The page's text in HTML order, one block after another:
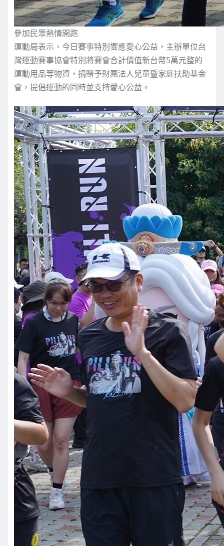
參加民眾熱情開跑
運動局表示，今日賽事特別響應愛心公益，主辦單位台
灣運動賽事協會特別將賽會合計價值新台幣5萬元整的
運動用品等物資，捐贈予財團法人兒童暨家庭扶助基金
會，提倡運動的同時並支持愛心公益。